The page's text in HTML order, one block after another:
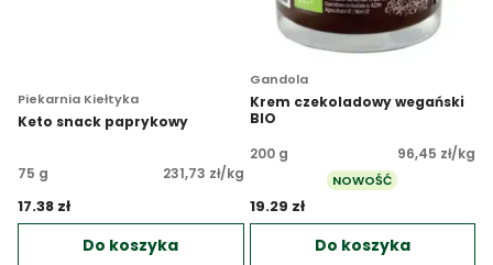
Piekarnia Kiełtyka
Keto snack paprykowy
75 g 231,73 zł/kg
17.38 zł
Do koszyka
Gandola
Krem czekoladowy wegański
BIO
200 g
96,45 zł/kg
NOWOŚĆ
19.29 zł
Do koszyka